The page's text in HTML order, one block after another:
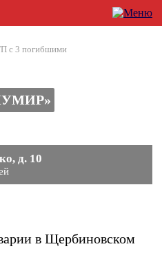
с 3 погибшими
д. 10
в Щербиновском